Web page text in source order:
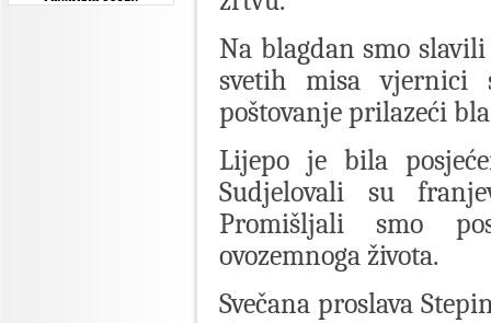
Na blagdan smo
svetih misa
poštovanje prilazeći
Lijepo je bila
Sudjelovali su
Promišljali smo
ovozemnoga života.
Svečana proslava